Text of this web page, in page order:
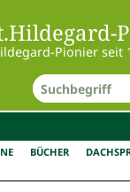
Pionier seit
BÜCHER